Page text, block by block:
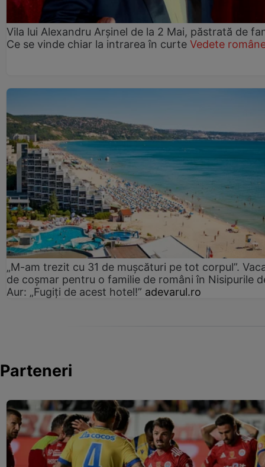
Vila lui Alexandru Arșinel de la 2 Mai, păstrată de
Ce se vinde chiar la intrarea în curte Vedete
„M-am trezit cu 31 de mușcături pe tot corpul”.
de coșmar pentru o familie de români în Nisipurile
Aur: „Fugiți de acest hotel!” adevarul.ro
Parteneri